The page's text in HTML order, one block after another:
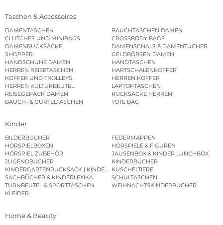
Taschen & Accessoires
DAMENTASCHEN
BAUCHTASCHEN DAMEN
CLUTCHES UND MINIBAGS
CROSSBODY BAGS
DAMENRUCKSÄCKE
DAMENSCHALS & DAMENTÜCHER
SHOPPER
GELDBÖRSEN DAMEN
HANDSCHUHE DAMEN
HANDTASCHEN
HERREN REISETASCHEN
HARTSCHALENKOFFER
KOFFER UND TROLLEYS
HERREN KOFFER
HERREN KULTURBEUTEL
LAPTOPTASCHEN
REISEGEPÄCK DAMEN
RUCKSÄCKE HERREN
BAUCH- & GÜRTELTASCHEN
TOTE BAG
Kinder
BILDERBÜCHER
FEDERMAPPEN
HÖRSPIELBOXEN
HÖRSPIELE & FIGUREN
HÖRSPIEL ZUBEHÖR
JAUSENBOX & KINDER LUNCHBOX
JUGENDBÜCHER
KINDERBÜCHER
KINDERGARTENRUCKSACK | KINDERGARTENBEUTEL
KUSCHELTIERE
SACHBÜCHER & KINDERLEXIKA
SCHULTASCHEN
TURNBEUTEL & SPORTTASCHEN
WEIHNACHTSKINDERBÜCHER
KLEIDER
Home & Beauty